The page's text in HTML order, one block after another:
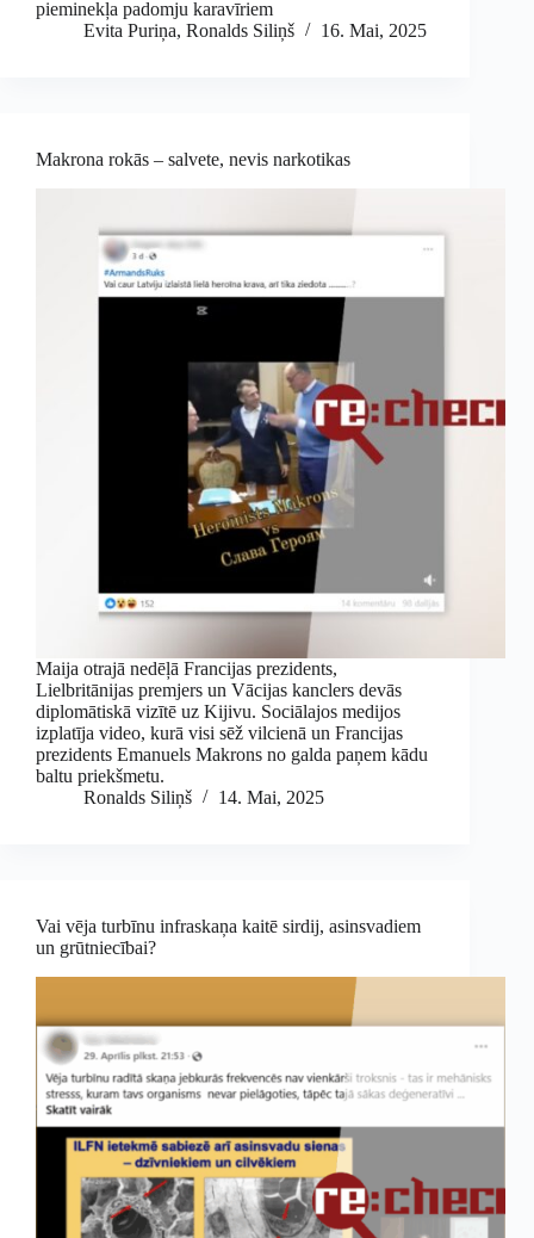
pieminekļa padomju karavīriem
Evita Puriņa, Ronalds Siliņš 16. Mai, 2025
Makrona rokās – salvete, nevis narkotikas
Maija otrajā nedēļā Francijas prezidents,
Lielbritānijas premjers un Vācijas kanclers devās
diplomātiskā vizītē uz Kijivu. Sociālajos medijos
izplatīja video, kurā visi sēž vilcienā un Francijas
prezidents Emanuels Makrons no galda paņem kādu
baltu priekšmetu.
Ronalds Siliņš
14. Mai, 2025
Vai vēja turbīnu infraskaņa kaitē sirdij, asinsvadiem
un grūtniecībai?